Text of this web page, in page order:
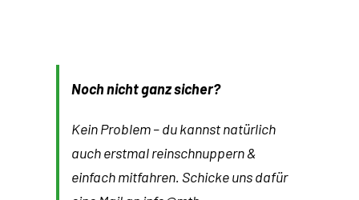
Noch nicht ganz sicher?
Kein Problem – du kannst natürlich
auch erstmal reinschnuppern &
einfach mitfahren. Schicke uns dafür